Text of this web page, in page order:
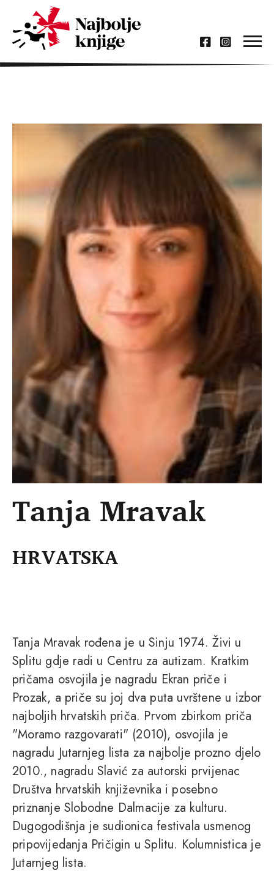
Tanja Mravak
HRVATSKA
Tanja Mravak rođena je u Sinju 1974. Živi u
Splitu gdje radi u Centru za autizam. Kratkim
pričama osvojila je nagradu Ekran priče i
Prozak, a priče su joj dva puta uvrštene u izbor
najboljih hrvatskih priča. Prvom zbirkom priča
"Moramo razgovarati" (2010), osvojila je
nagradu Jutarnjeg lista za najbolje prozno djelo
2010., nagradu Slavić za autorski prvijenac
Društva hrvatskih književnika i posebno
priznanje Slobodne Dalmacije za kulturu.
Dugogodišnja je sudionica festivala usmenog
pripovijedanja Pričigin u Splitu. Kolumnistica je
Jutarnjeg lista.